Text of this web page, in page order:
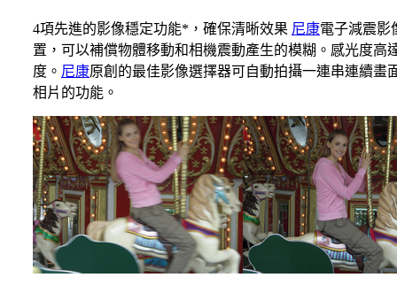
4項先進的影像穩定功能*，確保清晰效果 尼康電子減震影
置，可以補償物體移動和相機震動產生的模糊。感光度高
度。 尼康原創的最佳影像選擇器可自動拍攝一連串連續
相片的功能。